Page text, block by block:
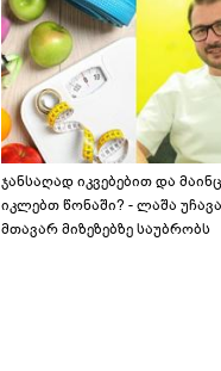
ჯანსაღად იკვებებით და
იკლებთ წონაში? - ლაშა უჩავა
მთავარ მიზეზებზე საუბრობს